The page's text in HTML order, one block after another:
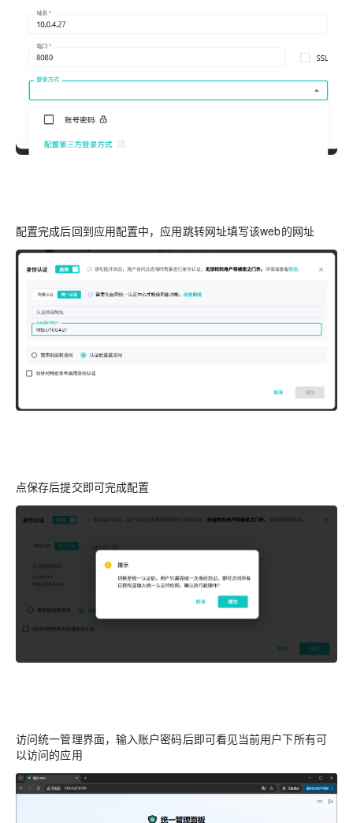
配置完成后回到应用配置中，应用跳转网址填写该web的网址
点保存后提交即可完成配置
访问统一管理界面，输入账户密码后即可看见当前用户下所有可
以访问的应用